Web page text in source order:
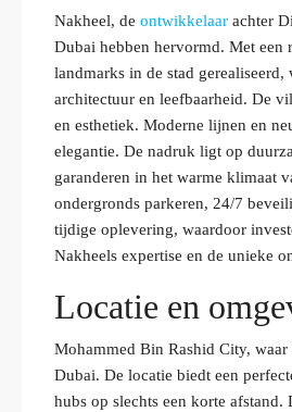
Nakheel, de ontwikkelaar achter
Dubai hebben hervormd. Met een
landmarks in de stad gerealiseerd,
architectuur en leefbaarheid. De
en esthetiek. Moderne lijnen en
elegantie. De nadruk ligt op
garanderen in het warme klimaat
ondergronds parkeren, 24/7
tijdige oplevering, waardoor
Nakheels expertise en de unieke
Locatie en
Mohammed Bin Rashid City,
Dubai. De locatie biedt een
hubs op slechts een korte